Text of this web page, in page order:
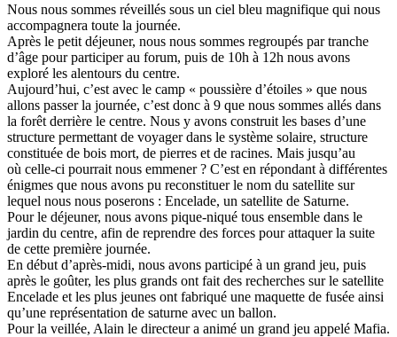
Nous nous sommes réveillés sous un ciel bleu magnifique qui nous
accompagnera toute la journée.
Après le petit déjeuner, nous nous sommes regroupés par tranche
d’âge pour participer au forum, puis de 10h à 12h nous avons
exploré les alentours du centre.
Aujourd’hui, c’est avec le camp « poussière d’étoiles » que nous
allons passer la journée, c’est donc à 9 que nous sommes allés dans
la forêt derrière le centre. Nous y avons construit les bases d’une
structure permettant de voyager dans le système solaire, structure
constituée de bois mort, de pierres et de racines. Mais jusqu’au
où celle-ci pourrait nous emmener ? C’est en répondant à différentes
énigmes que nous avons pu reconstituer le nom du satellite sur
lequel nous nous poserons : Encelade, un satellite de Saturne.
Pour le déjeuner, nous avons pique-niqué tous ensemble dans le
jardin du centre, afin de reprendre des forces pour attaquer la suite
de cette première journée.
En début d’après-midi, nous avons participé à un grand jeu, puis
après le goûter, les plus grands ont fait des recherches sur le satellite
Encelade et les plus jeunes ont fabriqué une maquette de fusée ainsi
qu’une représentation de saturne avec un ballon.
Pour la veillée, Alain le directeur a animé un grand jeu appelé Mafia.